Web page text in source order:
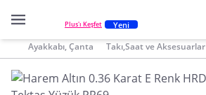
Plus'ı Keşfet Yeni
Ayakkabı, Çanta Takı,Saat ve Aksesuarlar